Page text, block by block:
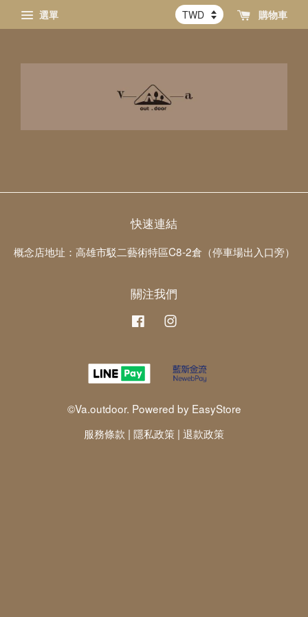
選單 購物車
快速連結
概念店地址：高雄市駁二藝術特區C8-2倉（停車場出入口旁）
關注我們
Facebook
©Va.outdoor. Powered by EasyStore
服務條款 | 隱私政策 | 退款政策